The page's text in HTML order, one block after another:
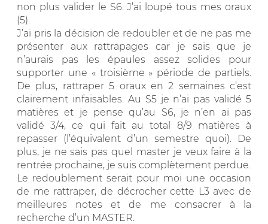
non plus valider le S6. J’ai loupé tous mes oraux
(5).
J’ai pris la décision de redoubler et de ne pas me
présenter aux rattrapages car je sais que je
n’aurais pas les épaules assez solides pour
supporter une « troisième » période de partiels.
De plus, rattraper 5 oraux en 2 semaines c’est
clairement infaisables. Au S5 je n’ai pas validé 5
matières et je pense qu’au S6, je n’en ai pas
validé 3/4, ce qui fait au total 8/9 matières à
repasser (l’équivalent d’un semestre quoi). De
plus, je ne sais pas quel master je veux faire à la
rentrée prochaine, je suis complètement perdue.
Le redoublement serait pour moi une occasion
de me rattraper, de décrocher cette L3 avec de
meilleures notes et de me consacrer à la
recherche d’un MASTER.